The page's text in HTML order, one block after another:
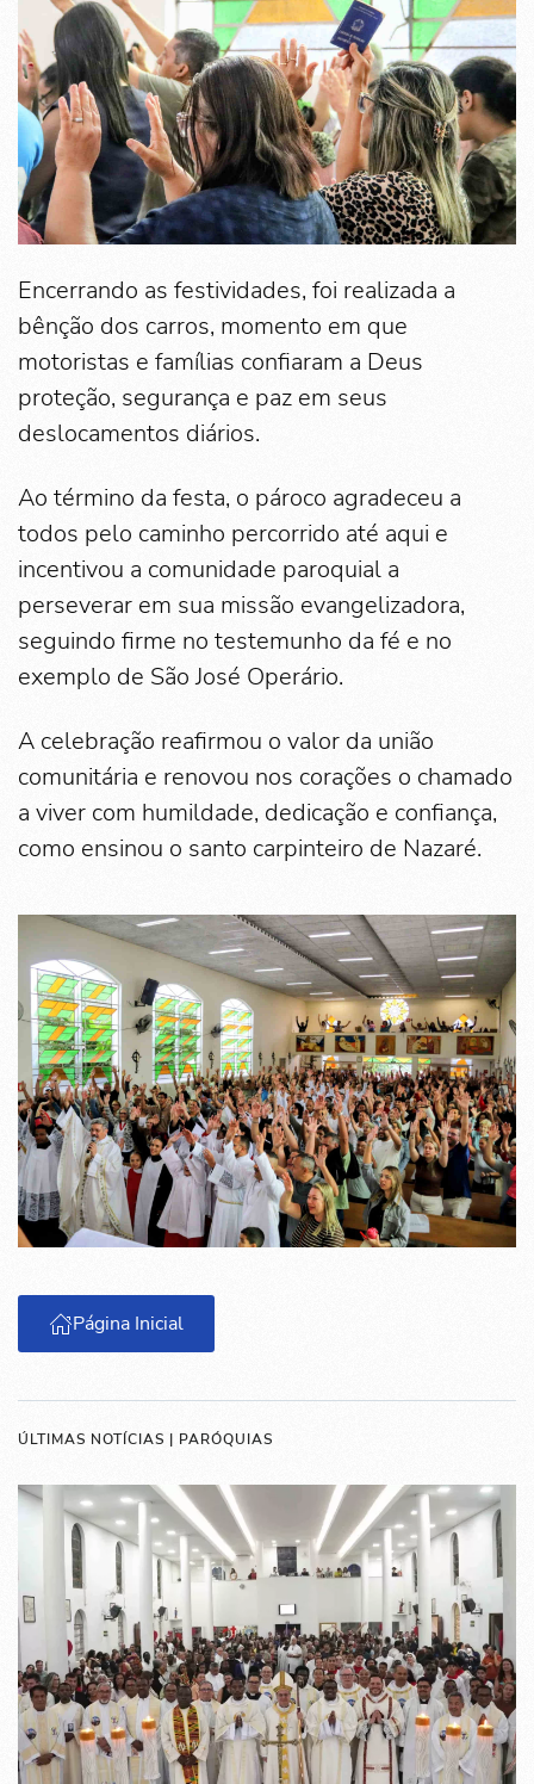
Encerrando as festividades, foi realizada a
bênção dos carros, momento em que
motoristas e famílias confiaram a Deus
proteção, segurança e paz em seus
deslocamentos diários.
Ao término da festa, o pároco agradeceu a
todos pelo caminho percorrido até aqui e
incentivou a comunidade paroquial a
perseverar em sua missão evangelizadora,
seguindo firme no testemunho da fé e no
exemplo de São José Operário.
A celebração reafirmou o valor da união
comunitária e renovou nos corações o chamado
a viver com humildade, dedicação e confiança,
como ensinou o santo carpinteiro de Nazaré.
Página Inicial
ÚLTIMAS NOTÍCIAS | PARÓQUIAS